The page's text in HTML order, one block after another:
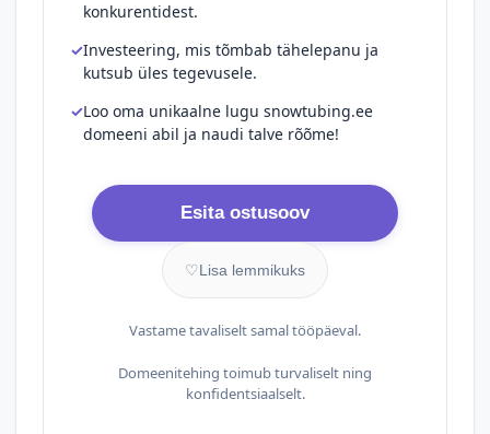
konkurentidest.
Investeering, mis tõmbab tähelepanu ja
kutsub üles tegevusele.
Loo oma unikaalne lugu snowtubing.ee
domeeni abil ja naudi talve rõõme!
Esita ostusoov
♡Lisa lemmikuks
Vastame tavaliselt samal tööpäeval.
Domeenitehing toimub turvaliselt ning
konfidentsiaalselt.